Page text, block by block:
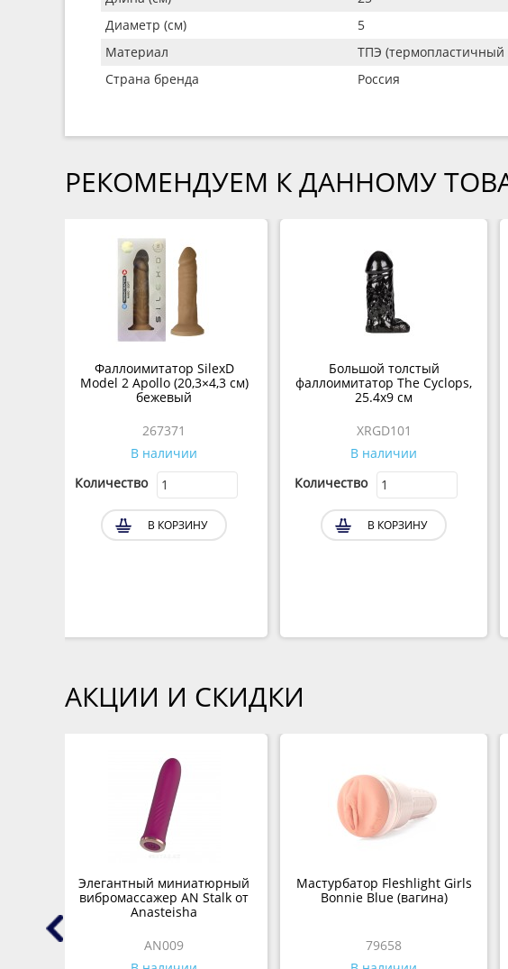
Диаметр (см)
5
Материал
ТПЭ (термопластичный
Страна бренда
Россия
РЕКОМЕНДУЕМ К ДАННОМУ
Фаллоимитатор SilexD
Model 2 Apollo (20,3×4,3 см)
бежевый
267371
В наличии
Количество
В КОРЗИНУ
Большой толстый
фаллоимитатор The Cyclops,
25.4х9 см
XRGD101
В наличии
Количество
В КОРЗИНУ
АКЦИИ И СКИДКИ
Элегантный миниатюрный
вибромассажер AN Stalk от
Anasteisha
AN009
Мастурбатор Fleshlight Girls
Bonnie Blue (вагина)
79658